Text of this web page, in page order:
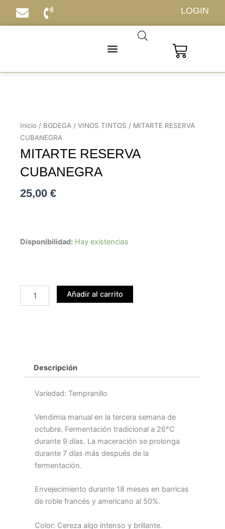
LOGIN
Carrito
Inicio / BODEGA / VINOS TINTOS / MITARTE RESERVA
CUBANEGRA
MITARTE RESERVA
CUBANEGRA
25,00 €
Disponibilidad: Hay existencias
MITARTE
Añadir al carrito
Descripción
Variedad: Tempranillo
Vendimia manual en la tercera semana de
octubre. Fermentación tradicional a 26°C
durante 9 días. La maceración se prolonga
durante 7 días más después de la
fermentación.
Envejecimiento durante 18 meses en barricas
de roble francés y americano al 50%.
Color: Cereza algo intenso y brillante.